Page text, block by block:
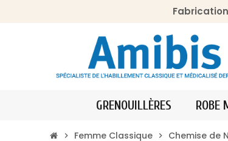
GRENOUILLÈRES ROBE
chevron_right Femme Classique chevron_right Chemise de